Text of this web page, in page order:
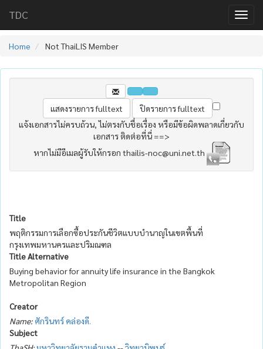
TDC
Home Not ThaiLIS Member
แจ้งเอกสารไม่ครบถ้วน, ไม่ตรงกับชื่อเรื่อง หรือมีข้อผิดพลาดเกี่ยวกับ
เอกสาร ติดต่อที่นี่ ==>
หากไม่มีอีเมลผู้รับให้กรอก thailis-noc@uni.net.th
Title
พฤติกรรมการเลือกซื้อประกันชีวิตแบบบำนาญในเขตพื้นที่
กรุงเทพมหานครและปริมณฑล
Title Alternative
Buying behavior for annuity life insurance in the Bangkok
Metropolitan Region
Creator
Name: ศักรินทร์ คล่องดี.
Subject